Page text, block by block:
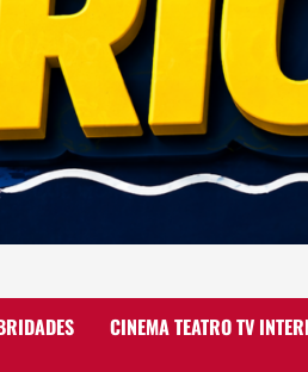
CINEMA TEATRO TV